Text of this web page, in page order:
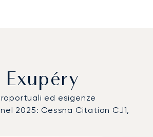
ed esigenze
2025: Cessna Citation CJ1,